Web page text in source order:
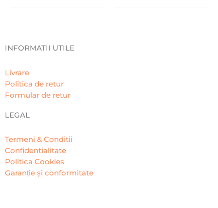
INFORMATII UTILE
Livrare
Politica de retur
Formular de retur
LEGAL
Termeni & Conditii
Confidentialitate
Politica Cookies
Garanție și conformitate